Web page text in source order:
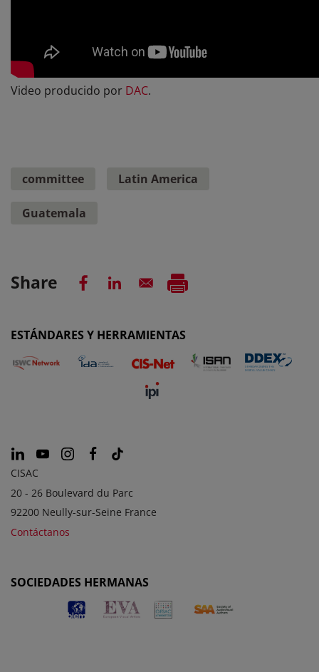
Video producido por DAC.
committee Latin America
Guatemala
Share
ESTÁNDARES Y HERRAMIENTAS
CISAC
20 - 26 Boulevard du Parc
92200 Neully-sur-Seine France
Contáctanos
SOCIEDADES HERMANAS